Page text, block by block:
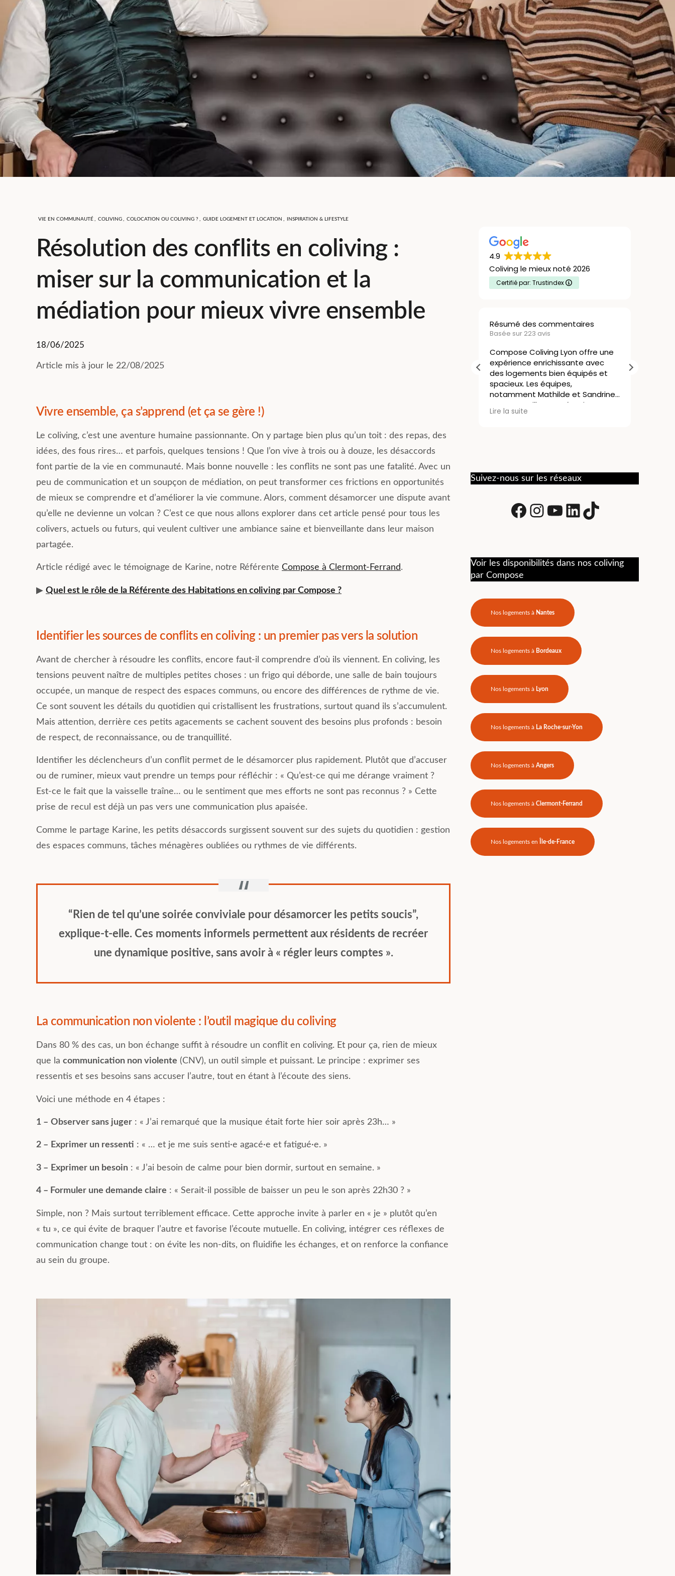
VIE EN COMMUNAUTÉ , COLIVING , COLOCATION OU COLIVING ? , GUIDE LOGEMENT ET LOCATION , INSPIRATION & LIFESTYLE
Résolution des conflits en coliving :
miser sur la communication et la
médiation pour mieux vivre ensemble
18/06/2025
Article mis à jour le 22/08/2025
Vivre ensemble, ça s’apprend (et ça se gère !)
Le coliving, c’est une aventure humaine passionnante. On y partage bien plus qu’un toit : des repas, des
idées, des fous rires… et parfois, quelques tensions ! Que l’on vive à trois ou à douze, les désaccords
font partie de la vie en communauté. Mais bonne nouvelle : les conflits ne sont pas une fatalité. Avec un
peu de communication et un soupçon de médiation, on peut transformer ces frictions en opportunités
de mieux se comprendre et d’améliorer la vie commune. Alors, comment désamorcer une dispute avant
qu’elle ne devienne un volcan ? C’est ce que nous allons explorer dans cet article pensé pour tous les
colivers, actuels ou futurs, qui veulent cultiver une ambiance saine et bienveillante dans leur maison
partagée.
Article rédigé avec le témoignage de Karine, notre Référente Compose à Clermont-Ferrand.
▶︎ Quel est le rôle de la Référente des Habitations en coliving par Compose ?
Identifier les sources de conflits en coliving : un premier pas vers la solution
Avant de chercher à résoudre les conflits, encore faut-il comprendre d’où ils viennent. En coliving, les
tensions peuvent naître de multiples petites choses : un frigo qui déborde, une salle de bain toujours
occupée, un manque de respect des espaces communs, ou encore des différences de rythme de vie.
Ce sont souvent les détails du quotidien qui cristallisent les frustrations, surtout quand ils s’accumulent.
Mais attention, derrière ces petits agacements se cachent souvent des besoins plus profonds : besoin
de respect, de reconnaissance, ou de tranquillité.
Identifier les déclencheurs d’un conflit permet de le désamorcer plus rapidement. Plutôt que d’accuser
ou de ruminer, mieux vaut prendre un temps pour réfléchir : « Qu’est-ce qui me dérange vraiment ?
Est-ce le fait que la vaisselle traîne… ou le sentiment que mes efforts ne sont pas reconnus ? » Cette
prise de recul est déjà un pas vers une communication plus apaisée.
Comme le partage Karine, les petits désaccords surgissent souvent sur des sujets du quotidien : gestion
des espaces communs, tâches ménagères oubliées ou rythmes de vie différents.
“Rien de tel qu’une soirée conviviale pour désamorcer les petits soucis”,
explique-t-elle. Ces moments informels permettent aux résidents de recréer
une dynamique positive, sans avoir à « régler leurs comptes ».
La communication non violente : l’outil magique du coliving
Dans 80 % des cas, un bon échange suffit à résoudre un conflit en coliving. Et pour ça, rien de mieux
que la communication non violente (CNV), un outil simple et puissant. Le principe : exprimer ses
ressentis et ses besoins sans accuser l’autre, tout en étant à l’écoute des siens.
Voici une méthode en 4 étapes :
1 – Observer sans juger : « J’ai remarqué que la musique était forte hier soir après 23h… »
2 – Exprimer un ressenti : « … et je me suis senti·e agacé·e et fatigué·e. »
3 – Exprimer un besoin : « J’ai besoin de calme pour bien dormir, surtout en semaine. »
4 – Formuler une demande claire : « Serait-il possible de baisser un peu le son après 22h30 ? »
Simple, non ? Mais surtout terriblement efficace. Cette approche invite à parler en « je » plutôt qu’en
« tu », ce qui évite de braquer l’autre et favorise l’écoute mutuelle. En coliving, intégrer ces réflexes de
communication change tout : on évite les non-dits, on fluidifie les échanges, et on renforce la confiance
au sein du groupe.
4.9
Coliving le mieux noté 2026
Certifié par: Trustindex
Résumé des commentaires
Basée sur 223 avis
Compose Coliving Lyon offre une
expérience enrichissante avec
des logements bien équipés et
spacieux. Les équipes,
notamment Mathilde et Sandrine,
sont accueillantes, réactives et
attentives aux besoins des
coliving.
Lire la suite
Suivez-nous sur les réseaux
Facebook
Instagram
Youtube
LinkedIn
tiktok
Voir les disponibilités dans nos coliving
par Compose
Nos logements à Nantes
Nos logements à Bordeaux
Nos logements à Lyon
Nos logements à La Roche-sur-Yon
Nos logements à Angers
Nos logements à Clermont-Ferrand
Nos logements en Île-de-France